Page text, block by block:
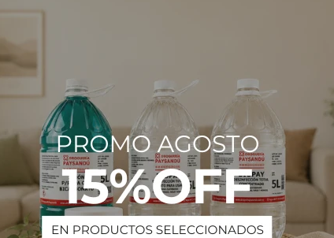
PRODUCTOS QUE TE PUEDEN INTERESAR